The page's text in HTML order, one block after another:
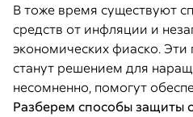
В тоже время существуют
средств от инфляции и
экономических фиаско.
станут решением для
несомненно, помогут
Разберем способы защиты